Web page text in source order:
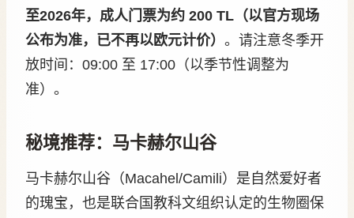
至2026年，成人门票为约 200 TL（以官方现场
公布为准，已不再以欧元计价） 。请注意冬季开
放时间：09:00 至 17:00（以季节性调整为
准）。
秘境推荐：马卡赫尔山谷
马卡赫尔山谷（Macahel/Camili）是自然爱好者
的瑰宝，也是联合国教科文组织认定的生物圈保